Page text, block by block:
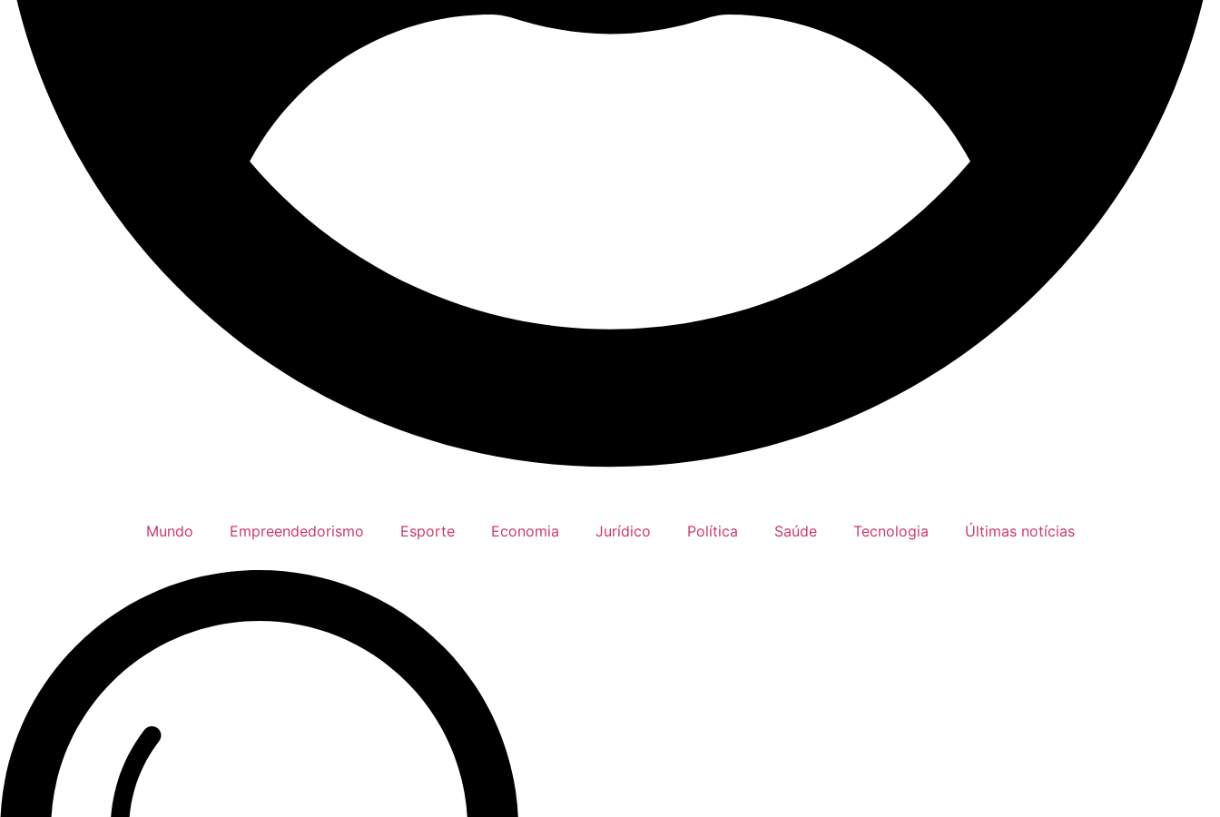
Mundo Empreendedorismo Esporte Economia Jurídico Política Saúde Tecnologia Últimas notícias